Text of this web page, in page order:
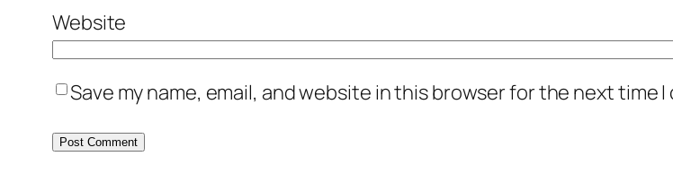
Website
Save my name, email, and website in this browser for the next time